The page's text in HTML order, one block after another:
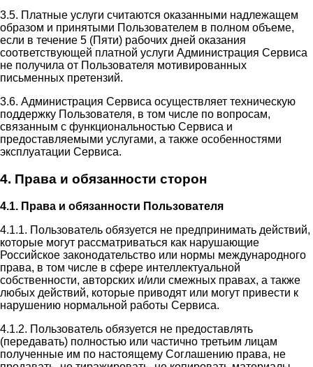
3.5. Платные услуги считаются оказанными надлежащем
образом и принятыми Пользователем в полном объеме,
если в течение 5 (Пяти) рабочих дней оказания
соответствующей платной услуги Администрация Сервиса
не получила от Пользователя мотивированных
письменных претензий.
3.6. Администрация Сервиса осуществляет техническую
поддержку Пользователя, в том числе по вопросам,
связанным с функциональностью Сервиса и
предоставляемыми услугами, а также особенностями
эксплуатации Сервиса.
4. Права и обязанности сторон
4.1. Права и обязанности Пользователя
4.1.1. Пользователь обязуется не предпринимать действий,
которые могут рассматриваться как нарушающие
Российское законодательство или нормы международного
права, в том числе в сфере интеллектуальной
собственности, авторских и/или смежных правах, а также
любых действий, которые приводят или могут привести к
нарушению нормальной работы Сервиса.
4.1.2. Пользователь обязуется не предоставлять
(передавать) полностью или частично третьим лицам
полученные им по настоящему Соглашению права, не